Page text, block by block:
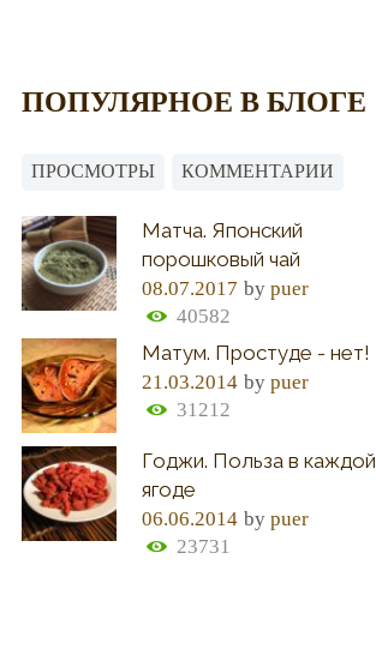
ПОПУЛЯРНОЕ В БЛОГЕ
ПРОСМОТРЫ КОММЕНТАРИИ
Матча. Японский
порошковый чай
08.07.2017 bypuer
40582
Матум. Простуде - нет!
21.03.2014 bypuer
31212
Годжи. Польза в каждой
ягоде
06.06.2014 bypuer
23731